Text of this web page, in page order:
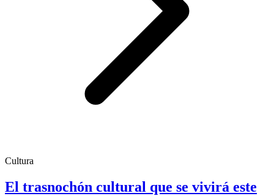
Cultura
El trasnochón cultural que se vivirá este